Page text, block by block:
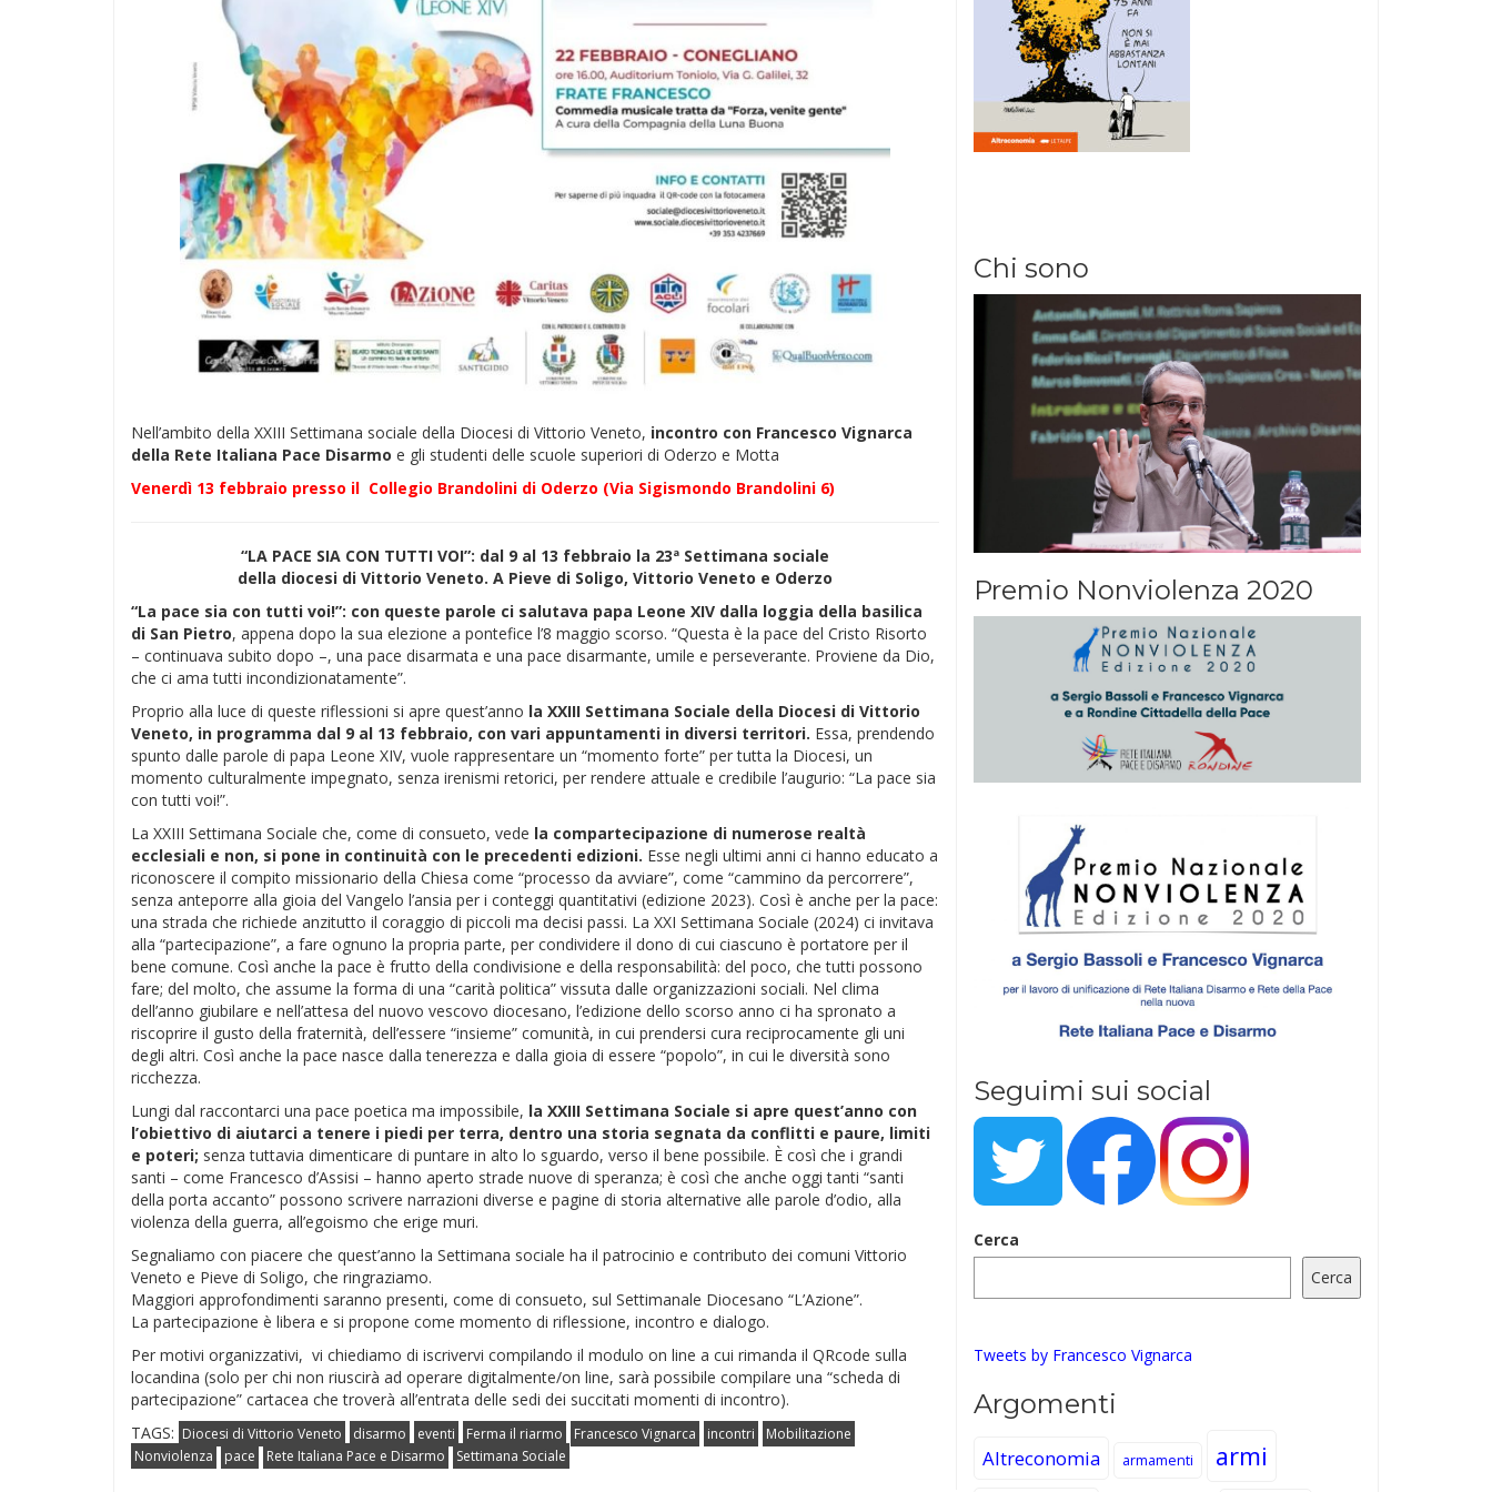
Nell’ambito della XXIII Settimana sociale della Diocesi di Vittorio Veneto, incontro con Francesco Vignarca
della Rete Italiana Pace Disarmo e gli studenti delle scuole superiori di Oderzo e Motta
Venerdì 13 febbraio presso il Collegio Brandolini di Oderzo (Via Sigismondo Brandolini 6)
“LA PACE SIA CON TUTTI VOI”: dal 9 al 13 febbraio la 23ª Settimana sociale
della diocesi di Vittorio Veneto. A Pieve di Soligo, Vittorio Veneto e Oderzo
“La pace sia con tutti voi!”: con queste parole ci salutava papa Leone XIV dalla loggia della basilica
di San Pietro, appena dopo la sua elezione a pontefice l’8 maggio scorso. “Questa è la pace del Cristo Risorto
– continuava subito dopo –, una pace disarmata e una pace disarmante, umile e perseverante. Proviene da Dio,
che ci ama tutti incondizionatamente”.
Proprio alla luce di queste riflessioni si apre quest’anno la XXIII Settimana Sociale della Diocesi di Vittorio
Veneto, in programma dal 9 al 13 febbraio, con vari appuntamenti in diversi territori. Essa, prendendo
spunto dalle parole di papa Leone XIV, vuole rappresentare un “momento forte” per tutta la Diocesi, un
momento culturalmente impegnato, senza irenismi retorici, per rendere attuale e credibile l’augurio: “La pace sia
con tutti voi!”.
La XXIII Settimana Sociale che, come di consueto, vede la compartecipazione di numerose realtà
ecclesiali e non, si pone in continuità con le precedenti edizioni. Esse negli ultimi anni ci hanno educato a
riconoscere il compito missionario della Chiesa come “processo da avviare”, come “cammino da percorrere”,
senza anteporre alla gioia del Vangelo l’ansia per i conteggi quantitativi (edizione 2023). Così è anche per la pace:
una strada che richiede anzitutto il coraggio di piccoli ma decisi passi. La XXI Settimana Sociale (2024) ci invitava
alla “partecipazione”, a fare ognuno la propria parte, per condividere il dono di cui ciascuno è portatore per il
bene comune. Così anche la pace è frutto della condivisione e della responsabilità: del poco, che tutti possono
fare; del molto, che assume la forma di una “carità politica” vissuta dalle organizzazioni sociali. Nel clima
dell’anno giubilare e nell’attesa del nuovo vescovo diocesano, l’edizione dello scorso anno ci ha spronato a
riscoprire il gusto della fraternità, dell’essere “insieme” comunità, in cui prendersi cura reciprocamente gli uni
degli altri. Così anche la pace nasce dalla tenerezza e dalla gioia di essere “popolo”, in cui le diversità sono
ricchezza.
Lungi dal raccontarci una pace poetica ma impossibile, la XXIII Settimana Sociale si apre quest’anno con
l’obiettivo di aiutarci a tenere i piedi per terra, dentro una storia segnata da conflitti e paure, limiti
e poteri; senza tuttavia dimenticare di puntare in alto lo sguardo, verso il bene possibile. È così che i grandi
santi – come Francesco d’Assisi – hanno aperto strade nuove di speranza; è così che anche oggi tanti “santi
della porta accanto” possono scrivere narrazioni diverse e pagine di storia alternative alle parole d’odio, alla
violenza della guerra, all’egoismo che erige muri.
Segnaliamo con piacere che quest’anno la Settimana sociale ha il patrocinio e contributo dei comuni Vittorio
Veneto e Pieve di Soligo, che ringraziamo.
Maggiori approfondimenti saranno presenti, come di consueto, sul Settimanale Diocesano “L’Azione”.
La partecipazione è libera e si propone come momento di riflessione, incontro e dialogo.
Per motivi organizzativi, vi chiediamo di iscrivervi compilando il modulo on line a cui rimanda il QRcode sulla
locandina (solo per chi non riuscirà ad operare digitalmente/on line, sarà possibile compilare una “scheda di
partecipazione” cartacea che troverà all’entrata delle sedi dei succitati momenti di incontro).
TAGS: Diocesi di Vittorio Veneto disarmo eventi Ferma il riarmo Francesco Vignarca incontri
Mobilitazione
Nonviolenza
pace Rete Italiana Pace e Disarmo Settimana Sociale
Chi sono
Premio Nonviolenza 2020
Seguimi sui social
Cerca
Cerca
Tweets by Francesco Vignarca
Argomenti
Altreconomia armamenti armi